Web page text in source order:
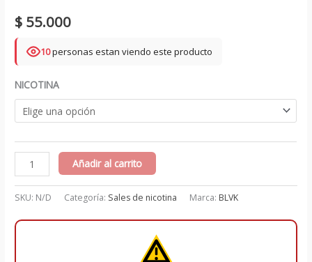
$ 55.000
10personas estan viendo este producto
NICOTINA
🍉
🧊
Watermelon
Añadir al carrito
SKU: N/D Categoría: Sales de nicotina Marca: BLVK